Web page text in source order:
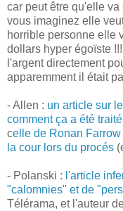
car peut être qu'elle
vous imaginez elle
horrible personne elle
dollars hyper égoïste
l'argent directement
apparemment il était
- Allen : un article sur
comment ça a été traité
celle de Ronan Farrow
la cour lors du procés
- Polanski : l'article
"calomnies" et de
Télérama, et l'auteur